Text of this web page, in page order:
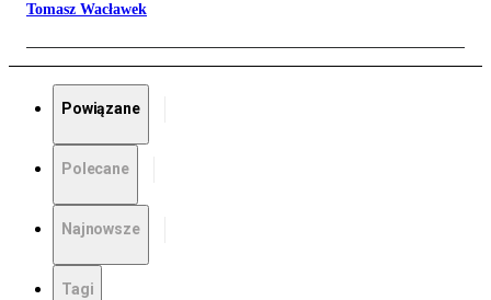
Tomasz Wacławek
Powiązane
Polecane
Najnowsze
Tagi